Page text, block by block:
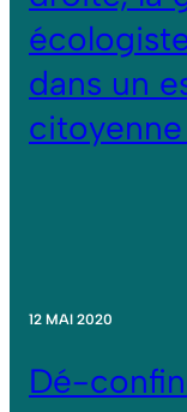
dans un
12 MAI 2020
Dé-